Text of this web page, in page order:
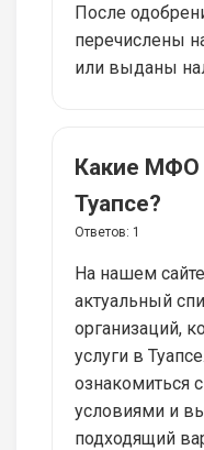
После
перечислены
или выданы
Какие МФО
Туапсе?
Ответов: 1
На нашем
актуальный
организаций,
услуги в
ознакомиться
условиями и
подходящий